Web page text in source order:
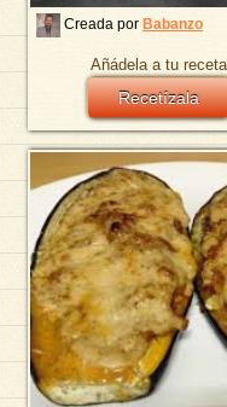
Creada por Babanzo
Añádela a tu
Recetízala